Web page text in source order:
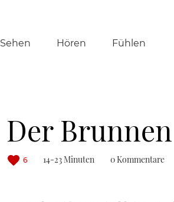
Sehen Hören Fühlen
Der Brunnen
6 14-23 Minuten 0 Kommentare